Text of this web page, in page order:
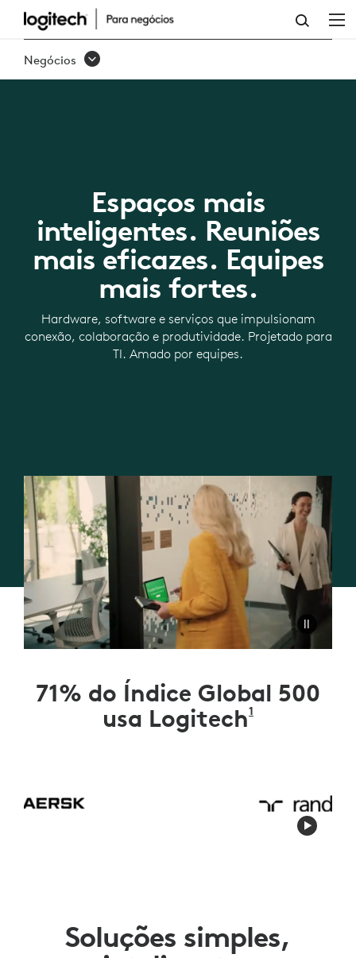
NOVA
LÓGICA
DE
Negócios
Espaços mais
inteligentes. Reuniões
mais eficazes. Equipes
mais fortes.
Hardware, software e serviços que impulsionam
conexão, colaboração e produtividade. Projetado para
TI. Amado por equipes.
71% do Índice Global 500
usa Logitech1
Soluções simples,